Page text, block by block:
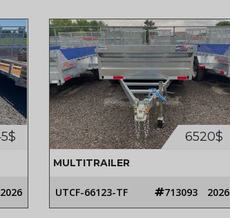
2026
6520$
MULTITRAILER
UTCF-66123-TF 713093 2026